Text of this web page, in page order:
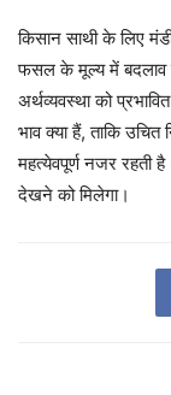
किसान साथी के लिए
फसल के मूल्य में बदलाव
अर्थव्यवस्था को
भाव क्या हैं, ताकि
महत्येवपूर्ण नजर रहती
देखने को मिलेगा।